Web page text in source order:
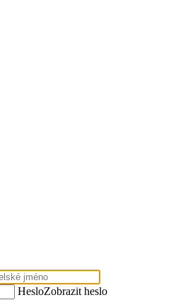
HesloZobrazit heslo